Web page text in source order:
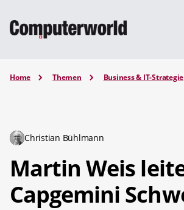
Home Themen Business & IT-Strategie
Christian Bühlmann
Martin Weis
Capgemini